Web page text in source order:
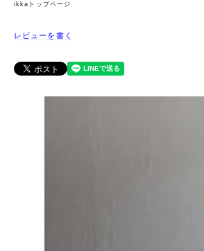
ikkaトップページ
レビューを書く